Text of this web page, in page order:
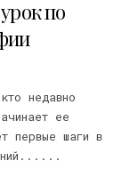
по
недавно
ее
первые шаги в